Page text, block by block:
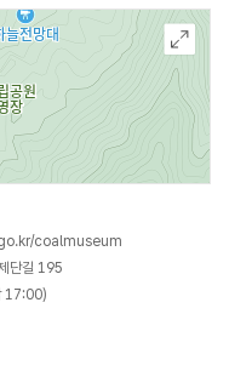
coalmuseum
단길 195
17:00)